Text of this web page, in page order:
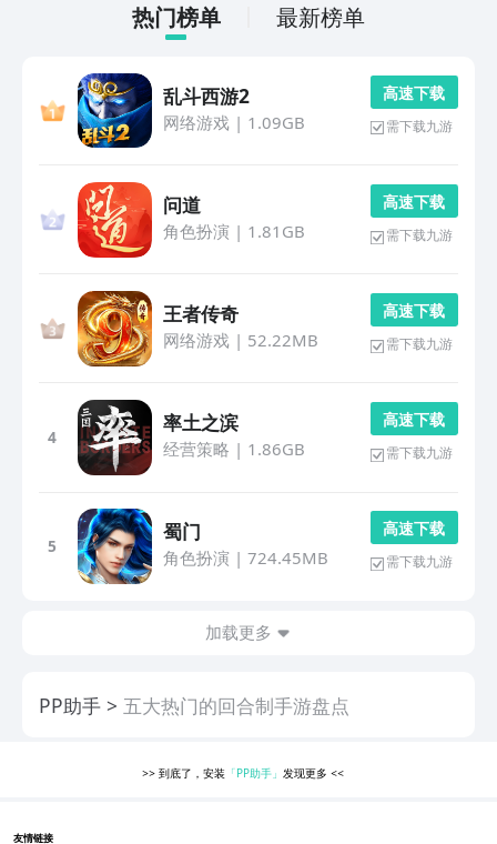
热门榜单 最新榜单
乱斗西游2
网络游戏| 1.09GB
高 速 下 载
需下载九游
问道
角色扮演 | 1.81GB
高 速 下 载
需下载九游
王者传奇
网络游戏| 52.22MB
高 速 下 载
需下载九游
4
率土之滨
经营策略 | 1.86GB
高 速 下 载
需下载九游
5
蜀门
角色扮演 | 724.45MB
高 速 下 载
需下载九游
加载更多
PP助手 五大热门的回合制手游盘点
>> 到底了，安装 「PP助手」 发现更多<<
友情链接